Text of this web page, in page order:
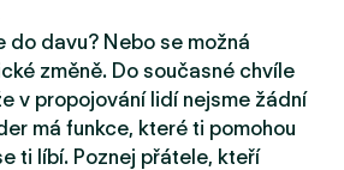
do davu? Nebo se možná
změně. Do současné chvíle
v propojování lidí nejsme žádní
má funkce, které ti pomohou
ti líbí. Poznej přátele, kteří